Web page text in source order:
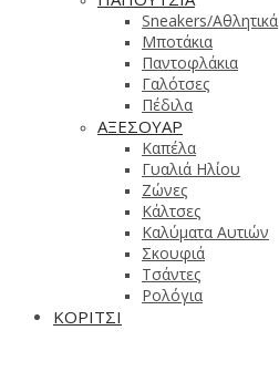
Sneakers/Aθλητικά
Μποτάκια
Παντοφλάκια
Γαλότσες
Πέδιλα
ΑΞΕΣΟΥΑΡ
Καπέλα
Γυαλιά Ηλίου
Ζώνες
Κάλτσες
Καλύματα Αυτιών
Σκουφιά
Τσάντες
Ρολόγια
ΚΟΡΙΤΣΙ